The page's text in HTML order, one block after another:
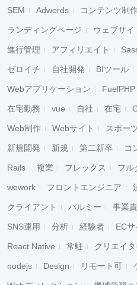
キャンセル
SEM Adwords コンテンツ制
ランディングページ ウェブサイ
進行管理 アフィリエイト
ゼロイチ 自社開発 BIツール
Webアプリケーション FuelPHP
在宅勤務 vue 自社 在宅
Web制作 Webサイト スポー
新規開発 新規 第二新卒 コ
Rails 複業 フレックス フル
wework フロントエンジニア
クライアント パルミー 事業
SNS運用 分析 経験者 ECサ
React Native 常駐 クリエイタ
nodejs Design リモート可